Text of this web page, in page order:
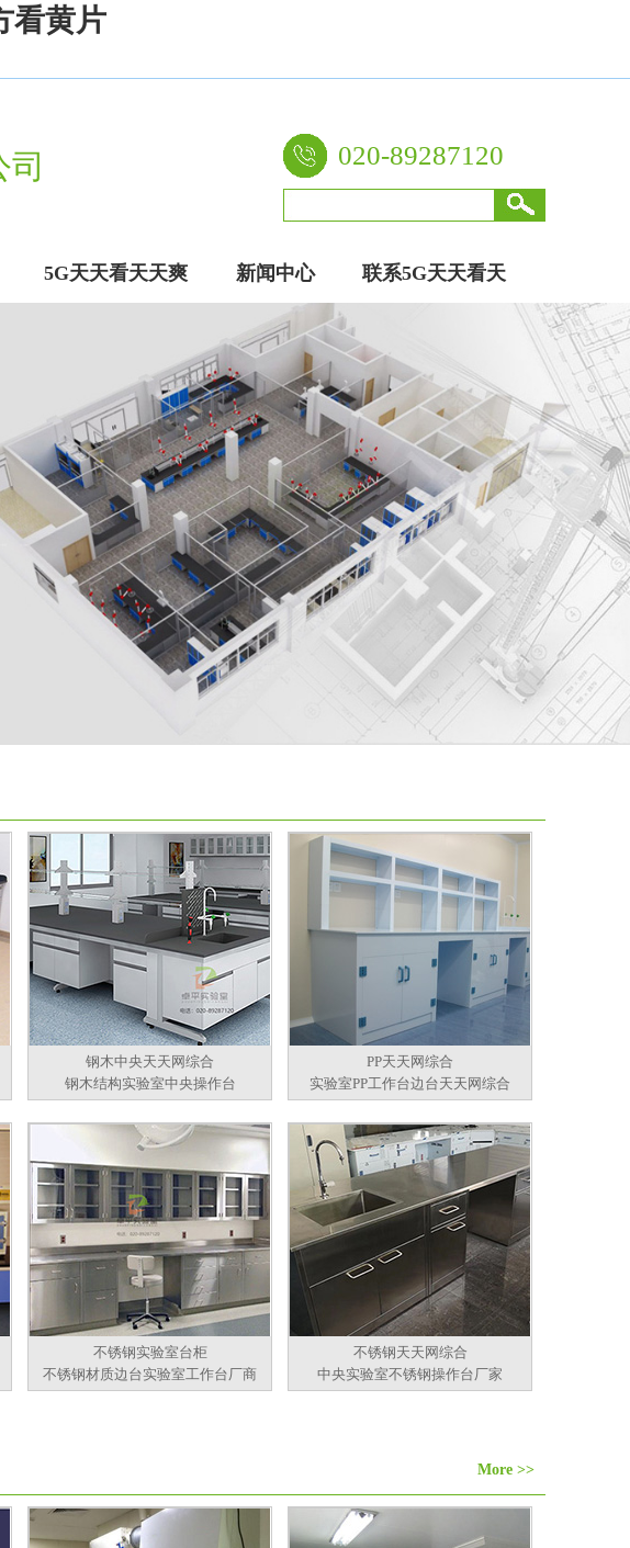
看黄片
020-89287120
5G天天看天天爽 新闻中心 联系5G天天看天
钢木中央天天网综合
钢木结构实验室中央操作台
PP天天网综合
实验室PP工作台边台天天网综合
不锈钢实验室台柜
不锈钢材质边台实验室工作台厂商
不锈钢天天网综合
中央实验室不锈钢操作台厂家
More >>